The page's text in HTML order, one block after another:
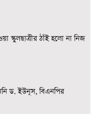
স্কুলছাত্রীর ঠাঁই হলো না নিজ
ড. ইউনূস, বিএনপির